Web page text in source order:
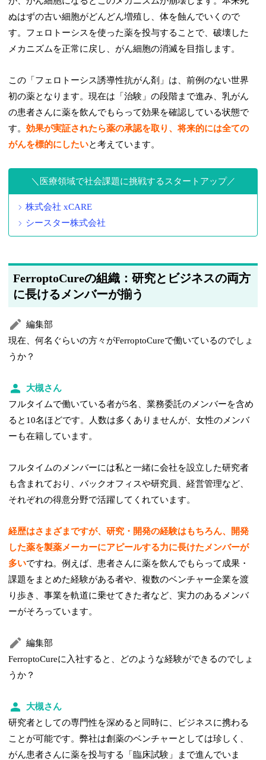
ぬはずの古い細胞がどんどん増殖し、体を蝕んでいくので
す。フェロトーシスを使った薬を投与することで、破壊した
メカニズムを正常に戻し、がん細胞の消滅を目指します。
この「フェロトーシス誘導性抗がん剤」は、前例のない世界
初の薬となります。現在は「治験」の段階まで進み、乳がん
の患者さんに薬を飲んでもらって効果を確認している状態で
す。効果が実証されたら薬の承認を取り、将来的には全ての
がんを標的にしたいと考えています。
医療領域で社会課題に挑戦するスタートアップ
株式会社 xCARE
シースター株式会社
FerroptoCureの組織：研究とビジネスの両方
に長けるメンバーが揃う
編集部
現在、何名ぐらいの方々がFerroptoCureで働いているのでしょ
うか？
大槻さん
フルタイムで働いている者が5名、業務委託のメンバーを含め
ると10名ほどです。人数は多くありませんが、女性のメンバ
ーも在籍しています。
フルタイムのメンバーには私と一緒に会社を設立した研究者
も含まれており、バックオフィスや研究員、経営管理など、
それぞれの得意分野で活躍してくれています。
経歴はさまざまですが、研究・開発の経験はもちろん、開発
した薬を製薬メーカーにアピールする力に長けたメンバーが
多いですね。例えば、患者さんに薬を飲んでもらって成果・
課題をまとめた経験がある者や、複数のベンチャー企業を渡
り歩き、事業を軌道に乗せてきた者など、実力のあるメンバ
ーがそろっています。
編集部
FerroptoCureに入社すると、どのような経験ができるのでしょ
うか？
大槻さん
研究者としての専門性を深めると同時に、ビジネスに携わる
ことが可能です。弊社は創薬のベンチャーとしては珍しく、
がん患者さんに薬を投与する「臨床試験」まで進んでいま